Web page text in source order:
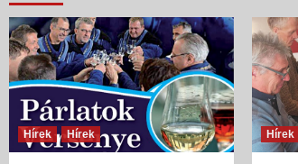
Hírek Hírek Hírek